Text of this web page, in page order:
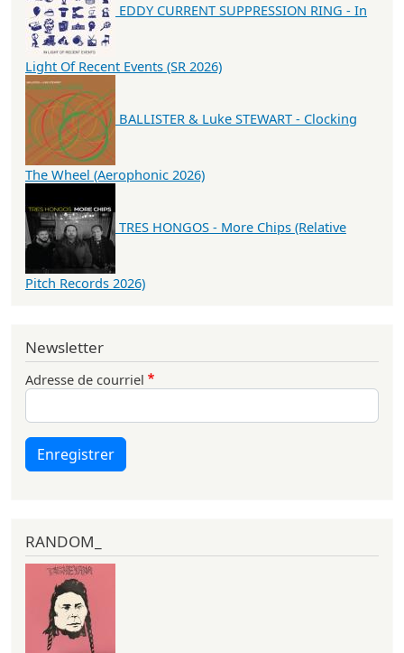
EDDY CURRENT SUPPRESSION RING - In
Light Of Recent Events (SR 2026)
BALLISTER & Luke STEWART - Clocking
The Wheel (Aerophonic 2026)
TRES HONGOS - More Chips (Relative
Pitch Records 2026)
Newsletter
Adresse de courriel
Enregistrer
RANDOM_